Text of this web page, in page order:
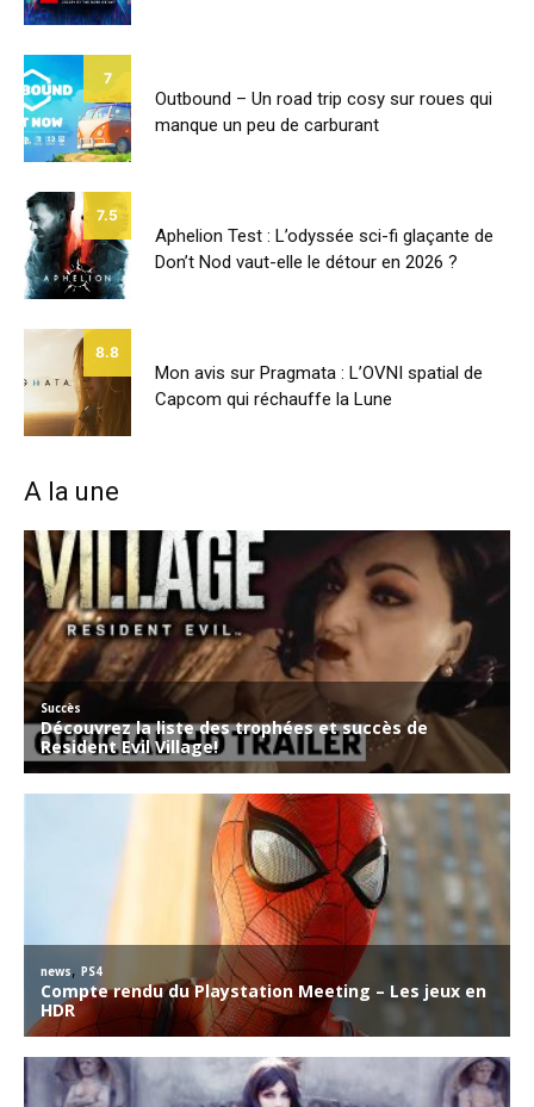
7
Outbound – Un road trip cosy sur roues qui
manque un peu de carburant
7.5
Aphelion Test : L’odyssée sci-fi glaçante de
Don’t Nod vaut-elle le détour en 2026 ?
8.8
Mon avis sur Pragmata : L’OVNI spatial de
Capcom qui réchauffe la Lune
A la une